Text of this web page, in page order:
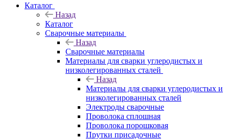
Каталог
Назад
Каталог
Сварочные материалы
Назад
Сварочные материалы
Материалы для сварки углеродистых и
низколегированных сталей
Назад
Материалы для сварки углеродистых и
низколегированных сталей
Электроды сварочные
Проволока сплошная
Проволока порошковая
Прутки присадочные